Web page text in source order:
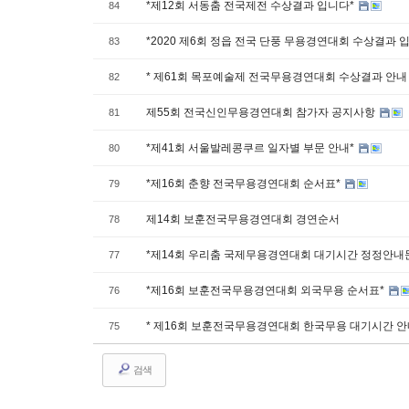
84 *제12회 서동춤 전국제전 수상결과 입니다*
83 *2020 제6회 정읍 전국 단풍 무용경연대회 수상결과
82 * 제61회 목포예술제 전국무용경연대회 수상결과 안
81 제55회 전국신인무용경연대회 참가자 공지사항
80 *제41회 서울발레콩쿠르 일자별 부문 안내*
79 *제16회 춘향 전국무용경연대회 순서표*
78 제14회 보훈전국무용경연대회 경연순서
77 *제14회 우리춤 국제무용경연대회 대기시간 정정안내
76 *제16회 보훈전국무용경연대회 외국무용 순서표*
75 * 제16회 보훈전국무용경연대회 한국무용 대기시간
검색